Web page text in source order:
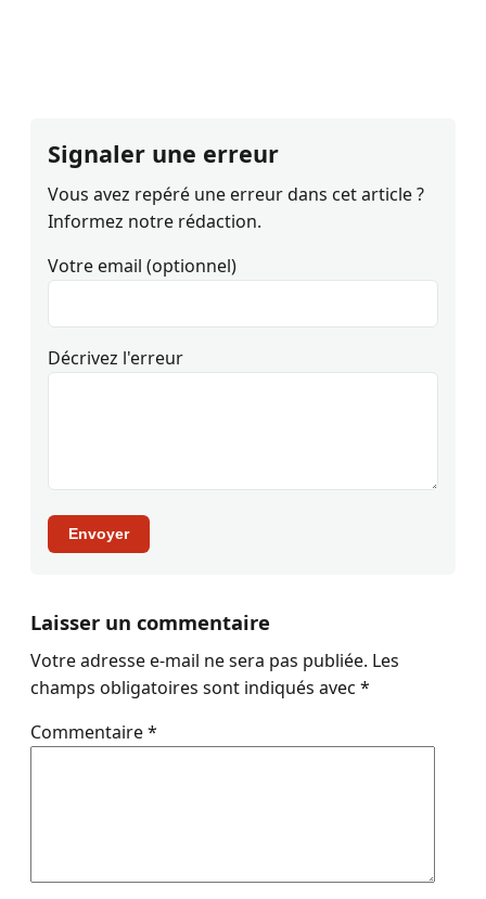
Signaler une erreur
Vous avez repéré une erreur dans cet article ?
Informez notre rédaction.
Votre email (optionnel)
Décrivez l'erreur
Envoyer
Laisser un commentaire
Votre adresse e-mail ne sera pas publiée. Les
champs obligatoires sont indiqués avec *
Commentaire*